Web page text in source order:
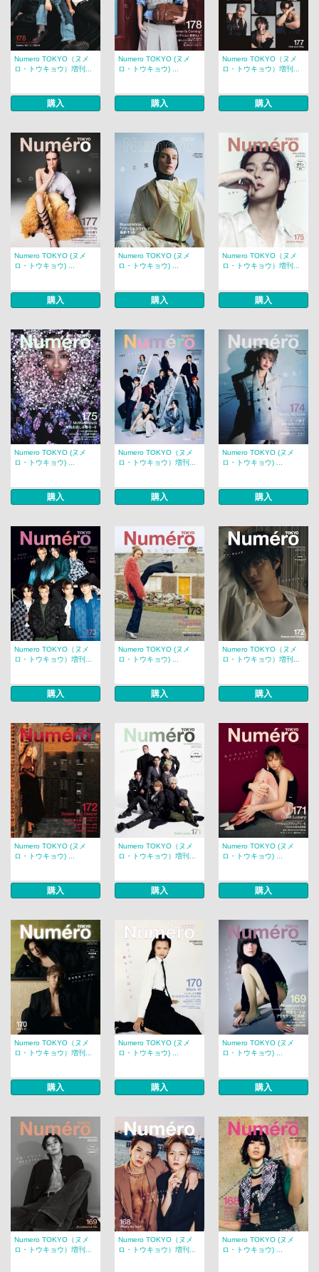
Numero TOKYO（ヌメ
ロ・トウキョウ）増刊...
購入
Numero TOKYO (ヌメ
ロ・トウキョウ) ...
購入
Numero TOKYO（ヌメ
ロ・トウキョウ）増刊...
購入
Numero TOKYO (ヌメ
ロ・トウキョウ) ...
購入
Numero TOKYO (ヌメ
ロ・トウキョウ) ...
購入
Numero TOKYO（ヌメ
ロ・トウキョウ）増刊...
購入
Numero TOKYO (ヌメ
ロ・トウキョウ) ...
購入
Numero TOKYO（ヌメ
ロ・トウキョウ）増刊...
購入
Numero TOKYO (ヌメ
ロ・トウキョウ) ...
購入
Numero TOKYO（ヌメ
ロ・トウキョウ）増刊...
購入
Numero TOKYO (ヌメ
ロ・トウキョウ) ...
購入
Numero TOKYO（ヌメ
ロ・トウキョウ）増刊...
購入
Numero TOKYO (ヌメ
ロ・トウキョウ) ...
購入
Numero TOKYO（ヌメ
ロ・トウキョウ）増刊...
購入
Numero TOKYO (ヌメ
ロ・トウキョウ) ...
購入
Numero TOKYO（ヌメ
ロ・トウキョウ）増刊...
購入
Numero TOKYO (ヌメ
ロ・トウキョウ) ...
購入
Numero TOKYO (ヌメ
ロ・トウキョウ) ...
購入
Numero TOKYO（ヌメ
ロ・トウキョウ）増刊...
Numero TOKYO（ヌメ
ロ・トウキョウ）増刊...
Numero TOKYO (ヌメ
ロ・トウキョウ) ...